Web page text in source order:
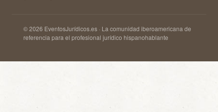
© 2026 EventosJurídicos.es · La comunidad iberoamericana de
referencia para el profesional jurídico hispanohablante